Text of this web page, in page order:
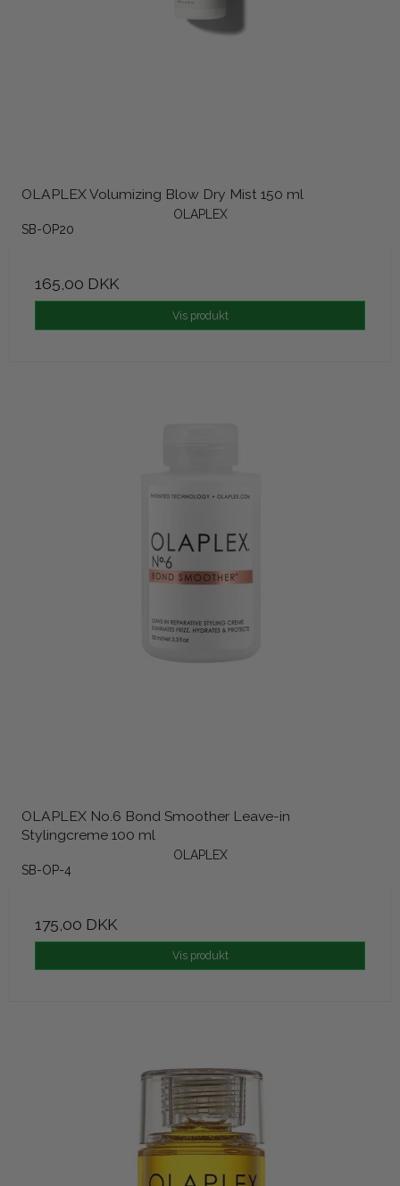
OLAPLEX Volumizing Blow Dry Mist 150 ml
OLAPLEX
SB-OP20
165,00 DKK
Vis produkt
OLAPLEX No.6 Bond Smoother Leave-in
Stylingcreme 100 ml
OLAPLEX
SB-OP-4
175,00 DKK
Vis produkt